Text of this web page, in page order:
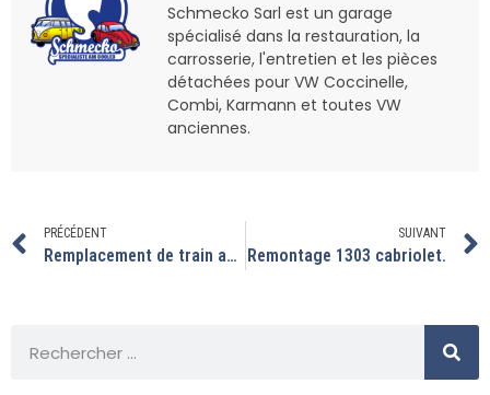
Schmecko Sarl est un garage
spécialisé dans la restauration, la
carrosserie, l'entretien et les pièces
détachées pour VW Coccinelle,
Combi, Karmann et toutes VW
anciennes.
PRÉCÉDENT
Remplacement de train avant sur ce combi T2B
SUIVANT
Remontage 1303 cabriolet.